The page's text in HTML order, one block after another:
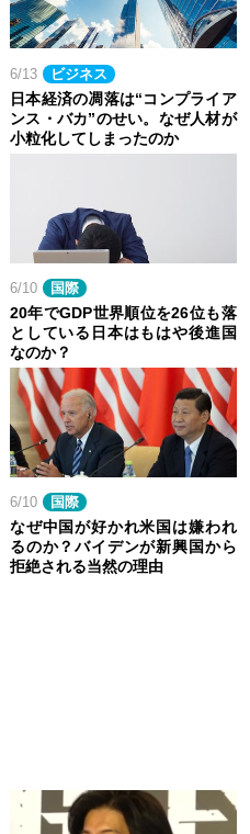
6/13 ビジネス
日本経済の凋落は“コンプライア
ンス・バカ”のせい。なぜ人材が
小粒化してしまったのか
6/10 国際
20年でGDP世界順位を26位も落
としている日本はもはや後進国
なのか？
6/10 国際
なぜ中国が好かれ米国は嫌われ
るのか？バイデンが新興国から
拒絶される当然の理由